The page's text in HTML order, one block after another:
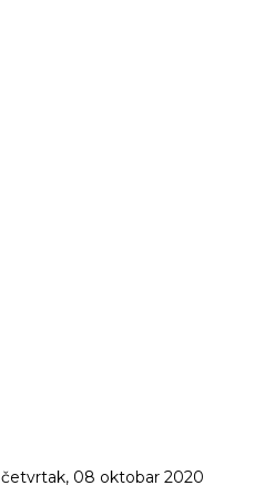
četvrtak, 08 oktobar 2020